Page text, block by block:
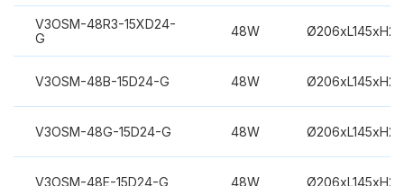
V3OSM-48R3-15XD24-
G
48W
V3OSM-48B-15D24-G 48W
V3OSM-48G-15D24-G 48W
V3OSM-48E-15D24-G 48W